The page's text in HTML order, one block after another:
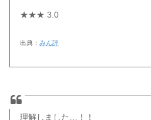
★★★ 3.0
出典：みん評
理解しました…！！